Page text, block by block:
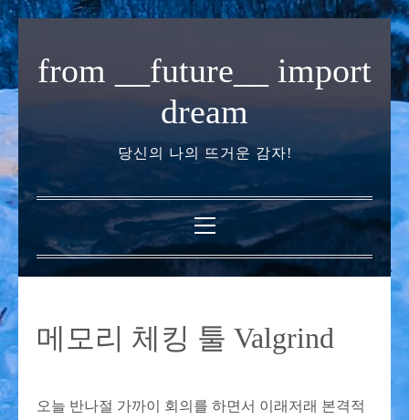
내
으
로
로
가
기
from __future__ import
dream
당신의 나의 뜨거운 감자!
기
본
메
뉴
메모리 체킹 툴 Valgrind
오늘 반나절 가까이 회의를 하면서 이래저래 본격적